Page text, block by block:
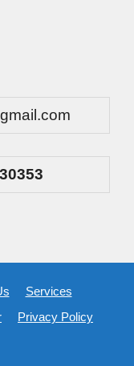
Services
Privacy Policy